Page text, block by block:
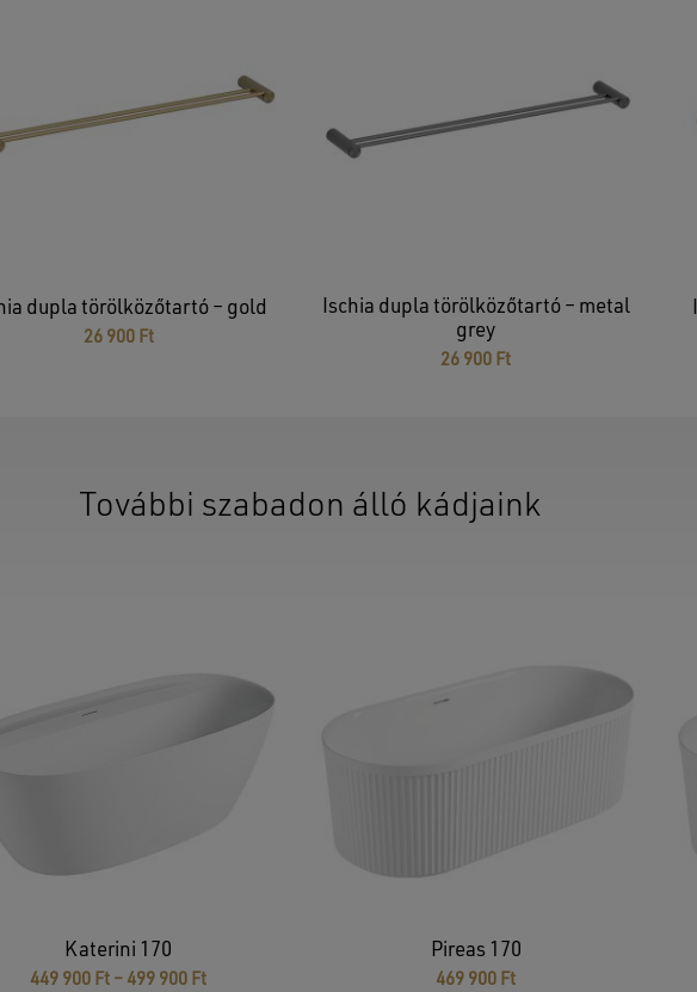
dupla törölközőtartó – gold
26 900 Ft
Ischia dupla törölközőtartó – metal
grey
26 900 Ft
További szabadon álló kádjaink
Katerini 170
449 900 Ft – 499 900 FtÁrtartomány:
Pireas 170
469 900 Ft